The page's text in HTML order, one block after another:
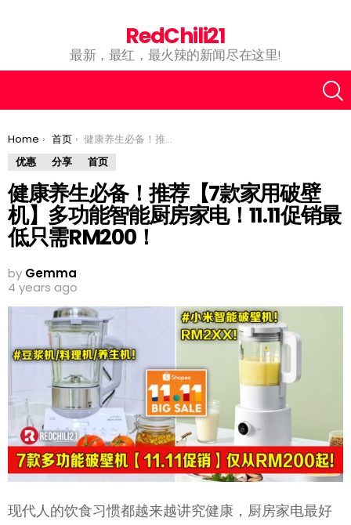
RedChili21
最新，最红，最火辣的新闻尽在这里!
You are here:
Home 首页
健康养生必备！推荐【7款家用破壁机】多功能智能厨房家电！11.11促销最低只需RM200！
优惠
分享 首页
健康养生必备！推荐【7款家用破壁
机】多功能智能厨房家电！11.11促销最
低只需RM200！
by Gemma
4 years ago
现代人的饮食习惯都越来越讲究健康，厨房家电最好